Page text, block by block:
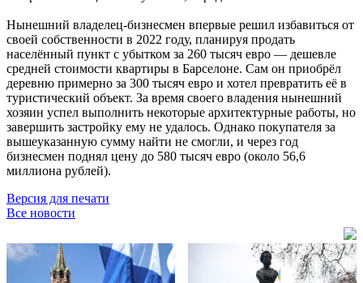
Нынешний владелец-бизнесмен впервые решил избавиться от
своей собственности в 2022 году, планируя продать
населённый пункт с убытком за 260 тысяч евро — дешевле
средней стоимости квартиры в Барселоне. Сам он приобрёл
деревню примерно за 300 тысяч евро и хотел превратить её в
туристический объект. За время своего владения нынешний
хозяин успел выполнить некоторые архитектурные работы, но
завершить застройку ему не удалось. Однако покупателя за
вышеуказанную сумму найти не смогли, и через год
бизнесмен поднял цену до 580 тысяч евро (около 56,6
миллиона рублей).
Версия для печати
Все новости